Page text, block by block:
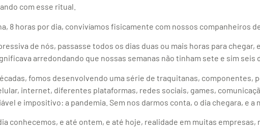
com esse ritual.
8 horas por dia, convivíamos fisicamente com nossos companheiros
de nós, passasse todos os dias duas ou mais horas para
arredondando que nossas semanas não tinham sete e sim seis
fomos desenvolvendo uma série de traquitanas, componentes,
internet, diferentes plataformas, redes sociais, games,
e impositivo: a pandemia. Sem nos darmos conta, o dia chegara, e a
conhecemos, e até ontem, e até hoje, realidade em muitas